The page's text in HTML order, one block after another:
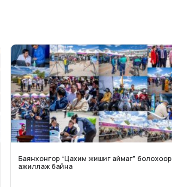
Баянхонгор “Цахим жишиг аймаг” болохоор
ажиллаж байна